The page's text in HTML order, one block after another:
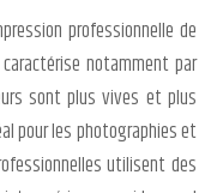
professionnelle de
notamment par
sont plus vives et plus
pour les photographies et
utilisent des